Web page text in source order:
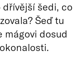
šedi, co
Šeď tu
mágovi dosud